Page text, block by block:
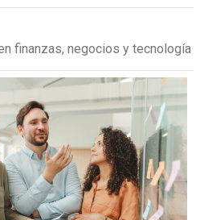
finanzas, negocios y tecnología